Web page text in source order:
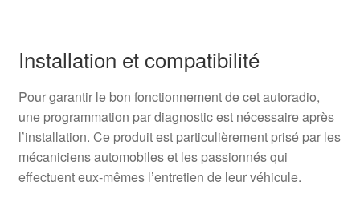
Installation et compatibilité
Pour garantir le bon fonctionnement de cet autoradio,
une programmation par diagnostic est nécessaire après
l’installation. Ce produit est particulièrement prisé par les
mécaniciens automobiles et les passionnés qui
effectuent eux-mêmes l’entretien de leur véhicule.